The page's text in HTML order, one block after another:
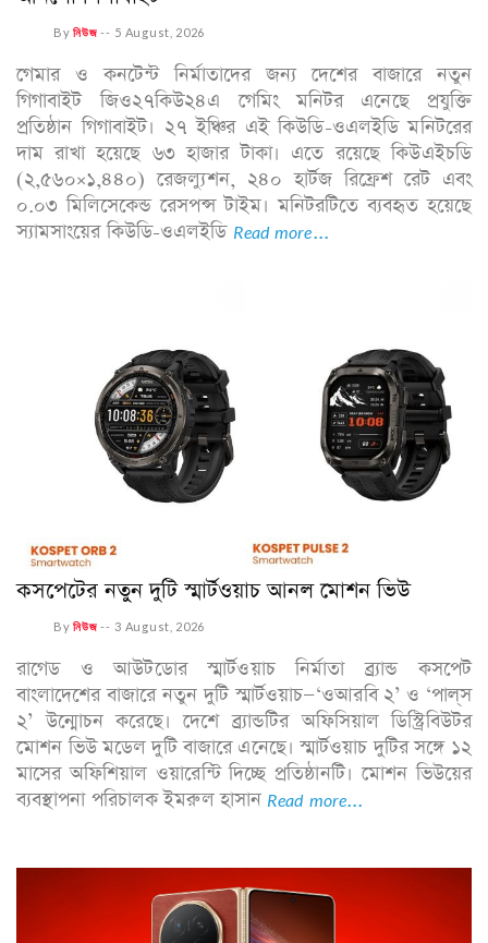
Byনিউজ -- 5 August, 2026
গেমার ও কনটেন্ট নির্মাতাদের জন্য দেশের বাজারে নতুন
গিগাবাইট জিও২৭কিউ২৪এ গেমিং মনিটর এনেছে প্রযুক্তি
প্রতিষ্ঠান গিগাবাইট। ২৭ ইঞ্চির এই কিউডি-ওএলইডি মনিটরের
দাম রাখা হয়েছে ৬৩ হাজার টাকা। এতে রয়েছে কিউএইচডি
(২,৫৬০×১,৪৪০) রেজল্যুশন, ২৪০ হার্টজ রিফ্রেশ রেট এবং
০.০৩ মিলিসেকেন্ড রেসপন্স টাইম। মনিটরটিতে ব্যবহৃত হয়েছে
স্যামসাংয়ের কিউডি-ওএলইডি Read more...
কসপেটের নতুন দুটি স্মার্টওয়াচ আনল মোশন ভিউ
Byনিউজ -- 3 August, 2026
রাগেড ও আউটডোর স্মার্টওয়াচ নির্মাতা ব্র্যান্ড কসপেট
বাংলাদেশের বাজারে নতুন দুটি স্মার্টওয়াচ—‘ওআরবি ২’ ও ‘পাল্‌স
২’ উন্মোচন করেছে। দেশে ব্র্যান্ডটির অফিসিয়াল ডিস্ট্রিবিউটর
মোশন ভিউ মডেল দুটি বাজারে এনেছে। স্মার্টওয়াচ দুটির সঙ্গে ১২
মাসের অফিশিয়াল ওয়ারেন্টি দিচ্ছে প্রতিষ্ঠানটি। মোশন ভিউয়ের
ব্যবস্থাপনা পরিচালক ইমরুল হাসান Read more...